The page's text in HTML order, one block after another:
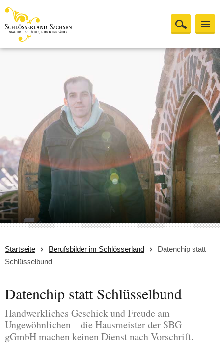
Startseite Berufsbilder im Schlösserland
Datenchip statt
Schlüsselbund
Datenchip statt Schlüsselbund
Handwerkliches Geschick und Freude am
Ungewöhnlichen – die Hausmeister der SBG
gGmbH machen keinen Dienst nach Vorschrift.